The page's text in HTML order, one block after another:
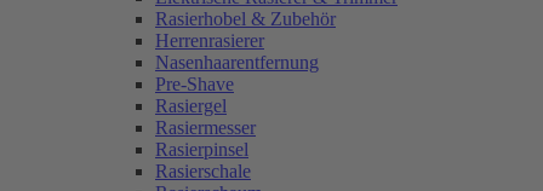
Rasierhobel & Zubehör
Herrenrasierer
Nasenhaarentfernung
Pre-Shave
Rasiergel
Rasiermesser
Rasierpinsel
Rasierschale